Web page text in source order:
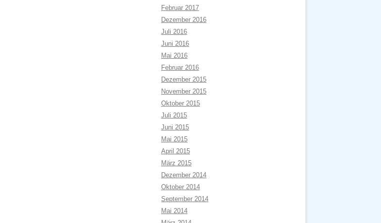
Februar 2017
Dezember 2016
Juli 2016
Juni 2016
Mai 2016
Februar 2016
Dezember 2015
November 2015
Oktober 2015
Juli 2015
Juni 2015
Mai 2015
April 2015
März 2015
Dezember 2014
Oktober 2014
September 2014
Mai 2014